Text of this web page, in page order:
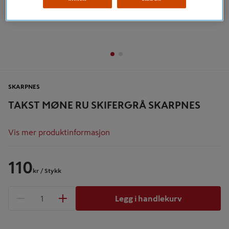
TAKST MØNE RU SKIFERGRÅ SKARPNES
SKARPNES
Vis mer produktinformasjon
110 kr / Stykk
1 produkter
Legg i handlekurv